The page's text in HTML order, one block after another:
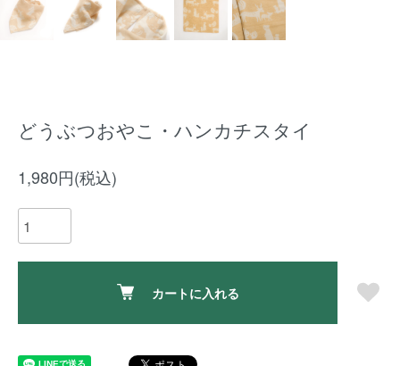
どうぶつおやこ・ハンカチスタイ
1,980円(税込)
カートに入れる